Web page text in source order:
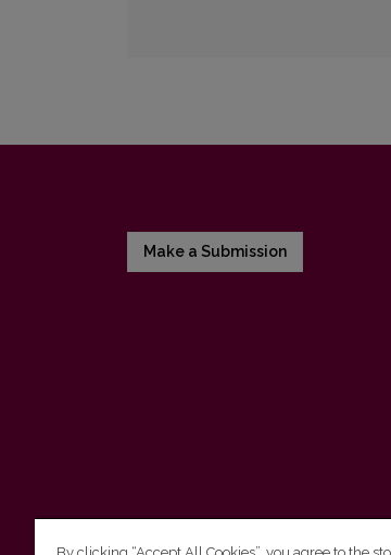
Make a Submission